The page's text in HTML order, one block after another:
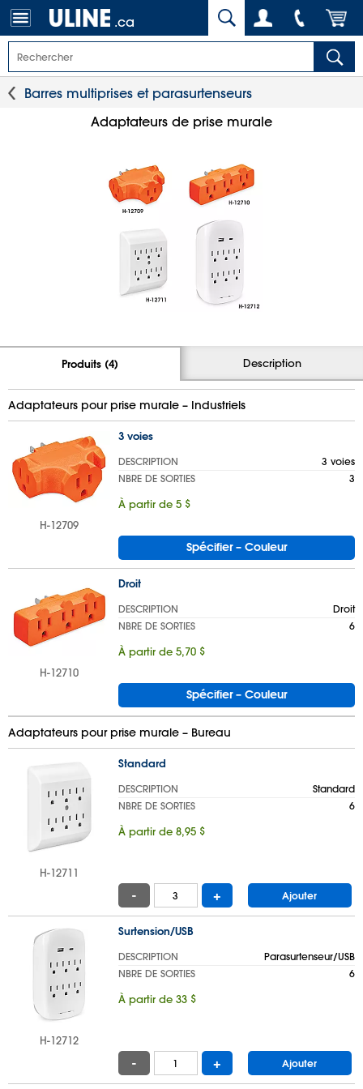
.ca
Barres multiprises et parasurtenseurs
Adaptateurs de prise murale
Produits (4) Description
Adaptateurs pour prise murale – Industriels
H-12709
3 voies
DESCRIPTION
3 voies
NBRE DE SORTIES
3
À partir de 5 $
Spécifier – Couleur
H-12710
Droit
DESCRIPTION
Droit
NBRE DE SORTIES
6
À partir de 5,70 $
Spécifier – Couleur
Adaptateurs pour prise murale – Bureau
H-12711
Standard
DESCRIPTION
Standard
NBRE DE SORTIES
6
À partir de 8,95 $
- + Ajouter
H-12712
Surtension/USB
DESCRIPTION
Parasurtenseur/USB
NBRE DE SORTIES
6
À partir de 33 $
- + Ajouter